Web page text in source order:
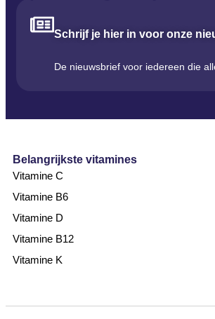
Schrijf je hier in voor onze
De nieuwsbrief voor iedereen die
Belangrijkste vitamines
Vitamine C
Vitamine B6
Vitamine D
Vitamine B12
Vitamine K